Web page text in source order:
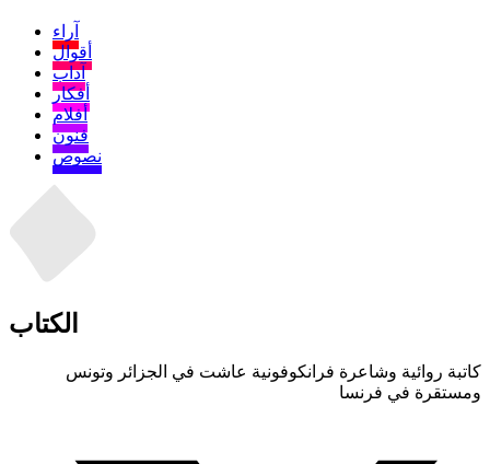
آراء
أقوال
آداب
أفكار
أفلام
فنون
نصوص
الكتاب
كاتبة روائية وشاعرة فرانكوفونية عاشت في الجزائر وتونس
ومستقرة في فرنسا